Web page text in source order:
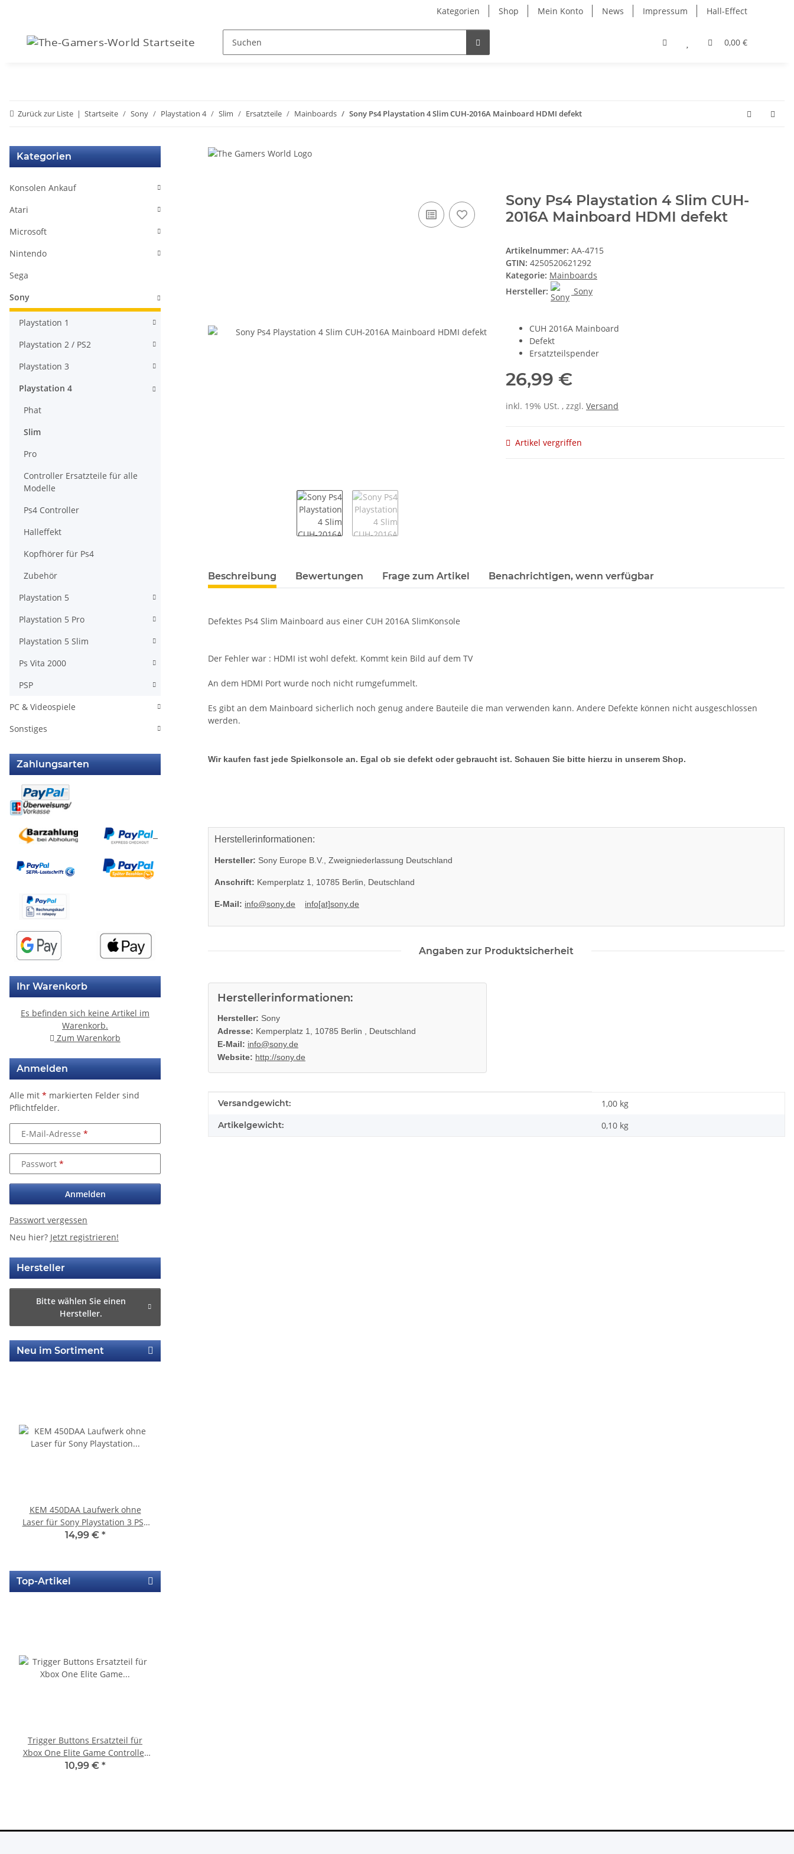
Kategorien Shop Mein Konto News Impressum Hall-Effect
0,00 €
Zurück zur Liste Startseite Sony Playstation 4 Slim Ersatzteile Mainboards Sony Ps4 Playstation 4 Slim CUH-2016A Mainboard HDMI defekt
Sony Ps4 Playstation 4 Slim CUH-
2016A Mainboard HDMI defekt
Artikelnummer: AA-4715
GTIN: 4250520621292
Kategorie: Mainboards
Hersteller:
Sony
CUH 2016A Mainboard
Defekt
Ersatzteilspender
26,99 €
inkl. 19% USt. , zzgl. Versand
Artikel vergriffen
weitere Registerkarten anzeigen
Beschreibung Bewertungen Frage zum Artikel Benachrichtigen, wenn verfügbar
Defektes Ps4 Slim Mainboard aus einer CUH 2016A SlimKonsole
Der Fehler war : HDMI ist wohl defekt. Kommt kein Bild auf dem TV
An dem HDMI Port wurde noch nicht rumgefummelt.
Es gibt an dem Mainboard sicherlich noch genug andere Bauteile die man verwenden kann. Andere Defekte können nicht ausgeschlossen
werden.
Wir kaufen fast jede Spielkonsole an. Egal ob sie defekt oder gebraucht ist. Schauen Sie bitte hierzu in unserem Shop.
Herstellerinformationen:
Hersteller: Sony Europe B.V., Zweigniederlassung Deutschland
Anschrift: Kemperplatz 1, 10785 Berlin, Deutschland
E-Mail: info@sony.de info[at]sony.de
Angaben zur Produktsicherheit
Herstellerinformationen:
Hersteller: Sony
Adresse: Kemperplatz 1, 10785 Berlin , Deutschland
E-Mail: info@sony.de
Website: http://sony.de
Produkteigenschaft
Wert
Versandgewicht: 1,00 kg
Artikelgewicht: 0,10 kg
Kategorien
Konsolen Ankauf
Atari
Microsoft
Nintendo
Sega
Sony
Playstation 1
Playstation 2 / PS2
Playstation 3
Playstation 4
Phat
Slim
Pro
Controller Ersatzteile für alle
Modelle
Ps4 Controller
Halleffekt
Kopfhörer für Ps4
Zubehör
Playstation 5
Playstation 5 Pro
Playstation 5 Slim
Ps Vita 2000
PSP
PC & Videospiele
Sonstiges
Zahlungsarten
Ihr Warenkorb
Es befinden sich keine Artikel im
Warenkorb.
Zum Warenkorb
Anmelden
Alle mit * markierten Felder sind
Pflichtfelder.
E-Mail-Adresse
Passwort
Anmelden
Passwort vergessen
Neu hier? Jetzt registrieren!
Hersteller
Bitte wählen Sie einen
Hersteller.
Neu im Sortiment
KEM 450DAA Laufwerk ohne
Laser für Sony Playstation 3 PS3
Slim
14,99 € *
Top-Artikel
Trigger Buttons Ersatzteil für
Xbox One Elite Game Controller
Silber
10,99 € *